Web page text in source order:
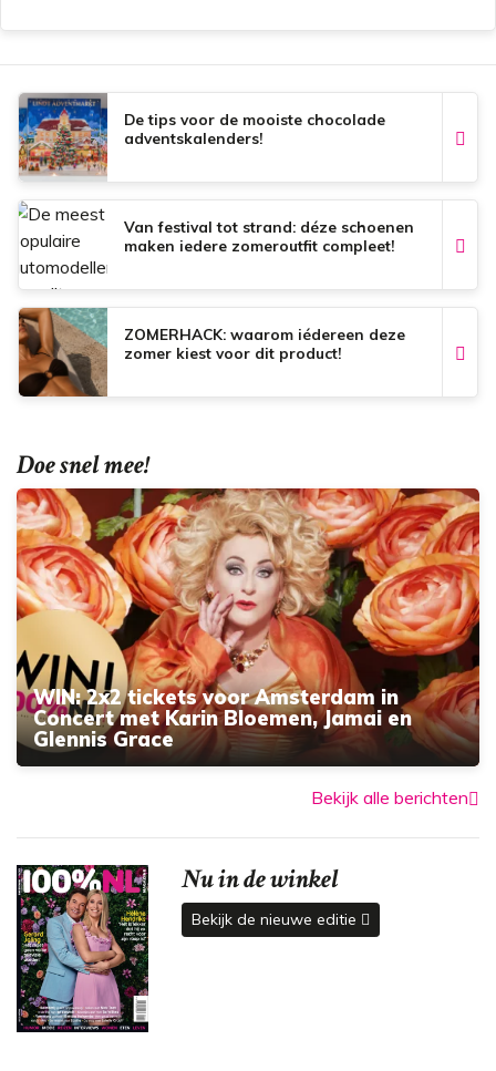
k
p
s
De tips voor de mooiste chocolade
adventskalenders!
Van festival tot strand: déze schoenen
maken iedere zomeroutfit compleet!
ZOMERHACK: waarom iédereen deze
zomer kiest voor dit product!
Doe snel mee!
WIN: 2x2 tickets voor Amsterdam in
Concert met Karin Bloemen, Jamai en
Glennis Grace
Bekijk alle berichten
Nu in de winkel
Bekijk de nieuwe editie